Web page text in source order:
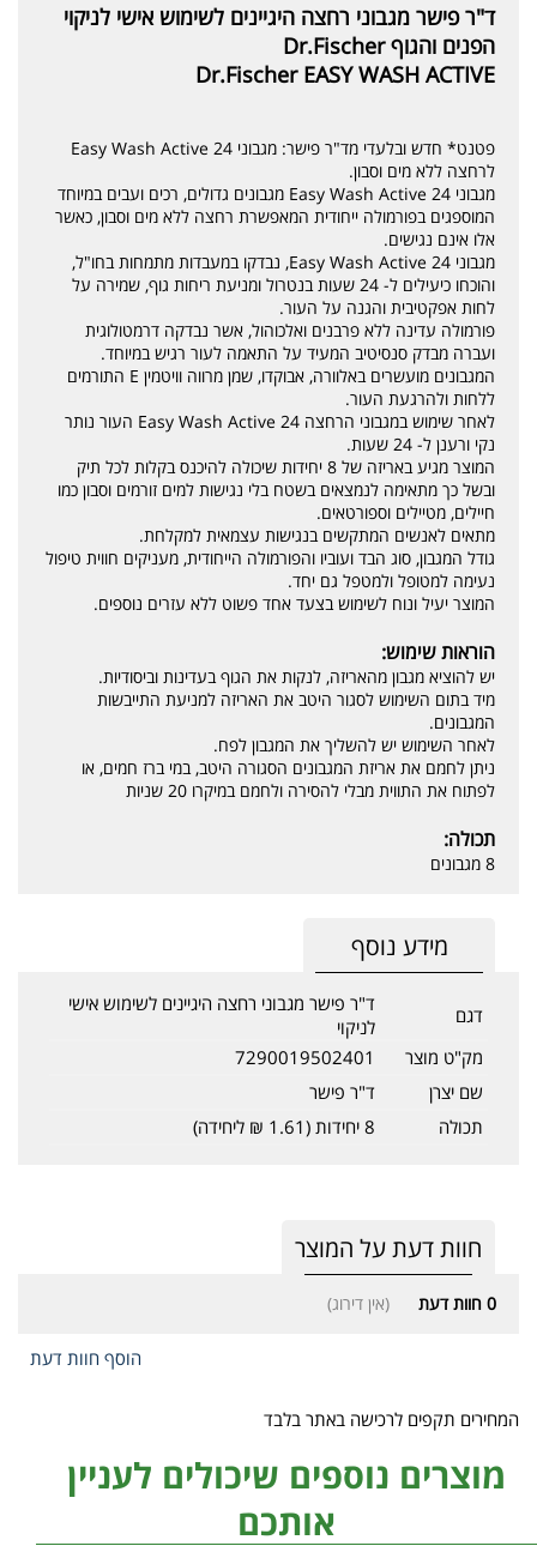
ד"ר פישר מגבוני רחצה היגיינים לשימוש אישי לניקוי
הפנים והגוף Dr.Fischer
Dr.Fischer EASY WASH ACTIVE
פטנט* חדש ובלעדי מד"ר פישר: מגבוני Easy Wash Active 24
לרחצה ללא מים וסבון.
מגבוני Easy Wash Active 24 מגבונים גדולים, רכים ועבים במיוחד
המוספגים בפורמולה ייחודית המאפשרת רחצה ללא מים וסבון, כאשר
אלו אינם נגישים.
מגבוני Easy Wash Active 24, נבדקו במעבדות מתמחות בחו"ל,
והוכחו כיעילים ל- 24 שעות בנטרול ומניעת ריחות גוף, שמירה על
לחות אפקטיבית והגנה על העור.
פורמולה עדינה ללא פרבנים ואלכוהול, אשר נבדקה דרמטולוגית
ועברה מבדק סנסיטיב המעיד על התאמה לעור רגיש במיוחד.
המגבונים מועשרים באלוורה, אבוקדו, שמן מרווה וויטמין E התורמים
ללחות ולהרגעת העור.
לאחר שימוש במגבוני הרחצה Easy Wash Active 24 העור נותר
נקי ורענן ל- 24 שעות.
המוצר מגיע באריזה של 8 יחידות שיכולה להיכנס בקלות לכל תיק
ובשל כך מתאימה לנמצאים בשטח בלי נגישות למים זורמים וסבון כמו
חיילים, מטיילים וספורטאים.
מתאים לאנשים המתקשים בנגישות עצמאית למקלחת.
גודל המגבון, סוג הבד ועוביו והפורמולה הייחודית, מעניקים חווית טיפול
נעימה למטופל ולמטפל גם יחד.
המוצר יעיל ונוח לשימוש בצעד אחד פשוט ללא עזרים נוספים.
הוראות שימוש:
יש להוציא מגבון מהאריזה, לנקות את הגוף בעדינות וביסודיות.
מיד בתום השימוש לסגור היטב את האריזה למניעת התייבשות
המגבונים.
לאחר השימוש יש להשליך את המגבון לפח.
ניתן לחמם את אריזת המגבונים הסגורה היטב, במי ברז חמים, או
לפתוח את התווית מבלי להסירה ולחמם במיקרו 20 שניות
תכולה:
8 מגבונים
מידע נוסף
דגם
ד"ר פישר מגבוני רחצה היגיינים לשימוש אישי
לניקוי
מק"ט מוצר
7290019502401
שם יצרן
ד"ר פישר
תכולה
8 יחידות (1.61 ₪ ליחידה)
חוות דעת על המוצר
0 חוות דעת (אין דירוג)
הוסף חוות דעת
המחירים תקפים לרכישה באתר בלבד
מוצרים נוספים שיכולים לעניין
אותכם